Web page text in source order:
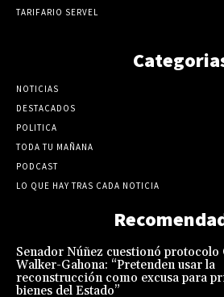
TARIFARIO SERVEL
NOTICIAS
DESTACADOS
POLITICA
TODA TU MAÑANA
PODCAST
LO QUE HAY TRAS CADA NOTICIA
Senador Núñez cuestionó protocolo
Walker-Gahona: “Pretenden usar la
reconstrucción como excusa para
bienes del Estado”